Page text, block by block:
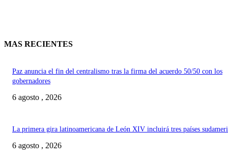
MAS RECIENTES
Paz anuncia el fin del centralismo tras la firma del acuerdo 50/50 con los
gobernadores
6 agosto , 2026
La primera gira latinoamericana de León XIV incluirá tres países
6 agosto , 2026